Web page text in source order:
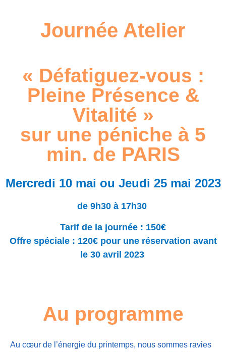
Journée Atelier
« Défatiguez-vous :
Pleine Présence &
Vitalité »
sur une péniche à 5
min. de PARIS
Mercredi 10 mai ou Jeudi 25 mai 2023
de 9h30 à 17h30
Tarif de la journée : 150€
Offre spéciale : 120€ pour une réservation avant
le 30 avril 2023
Au programme
Au cœur de l’énergie du printemps, nous sommes ravies